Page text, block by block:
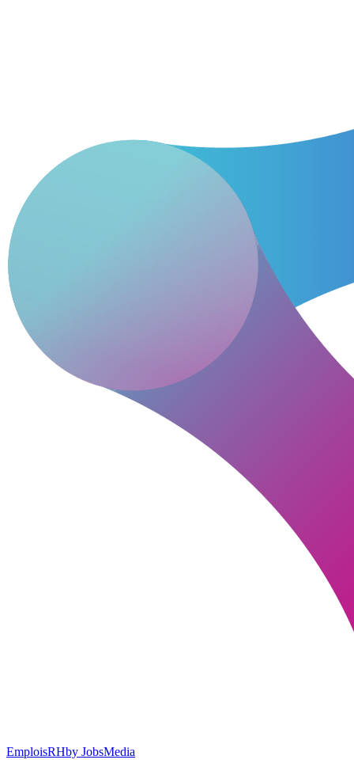
EmploisRHby JobsMedia